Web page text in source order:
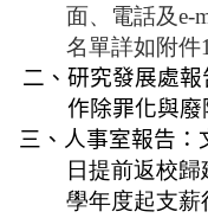
面、電話及e-
名單詳如附件
二、研究發展處
作除罪化與
三、人事室報告：
日提前返校
學年度起支薪